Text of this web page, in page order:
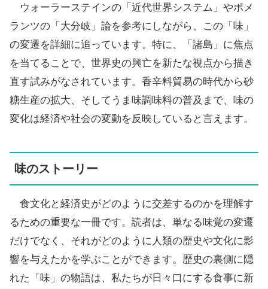
ウォーラーステインの「近代世界システム」やポメ
ランツの「大分岐」論を参考にしながら、この「味」
の変遷を詳細に追っています。特に、「諸島」に焦点
を当てることで、世界史の興亡を新たな視点から描き
直す試みがなされています。香辛料貿易の時代から砂
糖生産の拡大、そしてうま味調味料の普及まで、味の
変化は経済や社会の変動を反映していると言えます。
味のストーリー
食文化と経済史がどのように交差するのかを理解す
るための重要な一冊です。読者は、単なる味覚の変遷
だけでなく、それがどのように人類の歴史や文化に影
響を与えたかを学ぶことができます。歴史の裏側に隠
れた「味」の物語は、私たちが日々口にする食事に新